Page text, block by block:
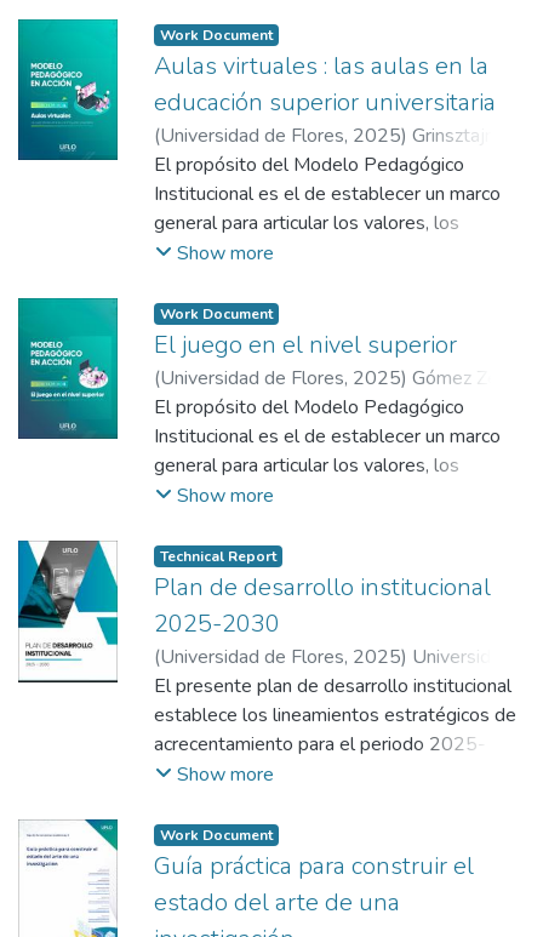
que genere datos útiles y éticamente
válidos, es necesario prepararse
rigurosamente. Este material ofrece una
guía paso a paso para estudiantes que
están atravesando su proceso de
elaboración de TFI y optaron por esta
técnica como parte de su trabajo de campo.
Work Document
Aulas virtuales : las aulas en la
educación superior universitaria
(Universidad de Flores, 2025) Grinsztajn,
Fabiana;Gómez Zeliz, Julieta;De Vega,
Micaela;Garzaniti, Ivana;Sarda, Sandra;
Fernández, Marina;Solzona, Carla Soledad
Genta, Ana;Basanisi, Ángela Noemí
Cristina;Dinapoli, Giuliana
El propósito del Modelo Pedagógico
Institucional es el de establecer un marco
general para articular los valores, los
principios y los objetivos que informan y
aprendizaje en toda la Universidad de
Flores.
Show more
Work Document
El juego en el nivel superior
(Universidad de Flores, 2025) Gómez Zeliz,
Julieta;De Vega, Micaela ;Garzaniti, Ivana
Solzona, Carla Soledad;Genta, Ana ;
Basanisi, Ángela Noemí; Fernández, Marina
Sarda, Sandra;
El propósito del Modelo Pedagógico
Institucional es el de establecer un marco
general para articular los valores, los
principios y los objetivos que informan y
aprendizaje en toda la Universidad de
Flores.
Show more
Technical Report
Plan de desarrollo institucional
2025-2030
(Universidad de Flores, 2025) Universidad
de Flores
El presente plan de desarrollo institucional
establece los lineamientos estratégicos de
acrecentamiento para el periodo 2025-
2030, postulando a la UFLO Universidad
perspectiva socioambiental y biopsicosocial
que se posiciona de modo inclusivo, integral,
ágil, innovador, flexible y en crecimiento
permanente, destacada por ofrecer una
Show more
Work Document
Guía práctica para construir el
estado del arte de una